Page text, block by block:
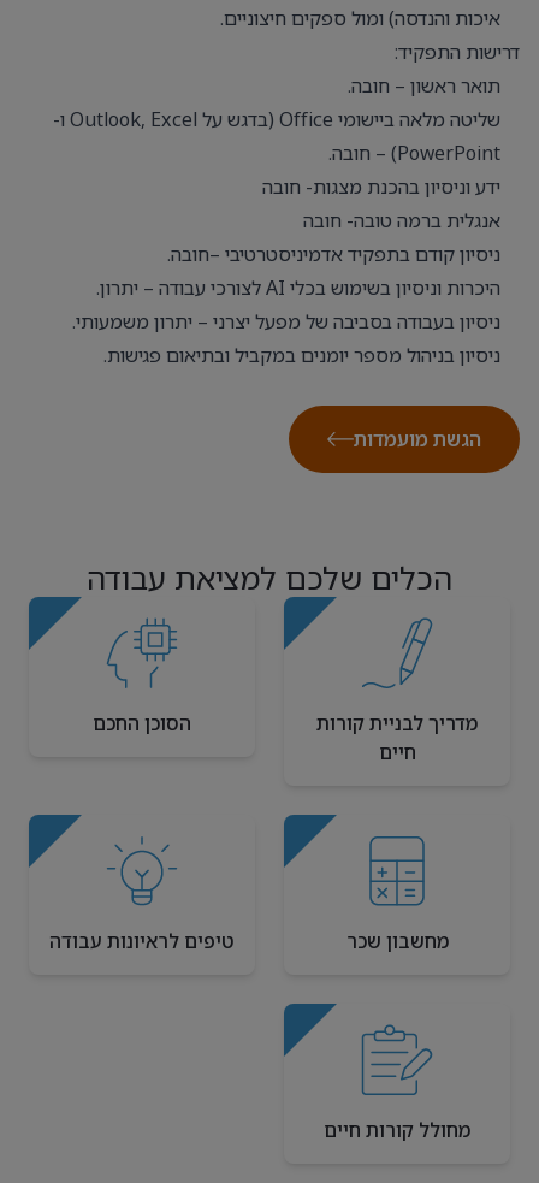
איכות והנדסה) ומול ספקים חיצוניים.
דרישות התפקיד:
תואר ראשון – חובה.
שליטה מלאה ביישומי Office (בדגש על Outlook, Excel ו-
PowerPoint) – חובה.
ידע וניסיון בהכנת מצגות- חובה
אנגלית ברמה טובה- חובה
ניסיון קודם בתפקיד אדמיניסטרטיבי –חובה.
היכרות וניסיון בשימוש בכלי AI לצורכי עבודה – יתרון.
ניסיון בעבודה בסביבה של מפעל יצרני – יתרון משמעותי.
ניסיון בניהול מספר יומנים במקביל ובתיאום פגישות.
הגשת מועמדות
הכלים שלכם למציאת עבודה
מדריך לבניית קורות
חיים
הסוכן החכם
מחשבון שכר טיפים לראיונות עבודה
מחולל קורות חיים